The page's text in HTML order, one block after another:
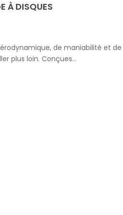
À DISQUES
de maniabilité et
plus loin. Conçues...